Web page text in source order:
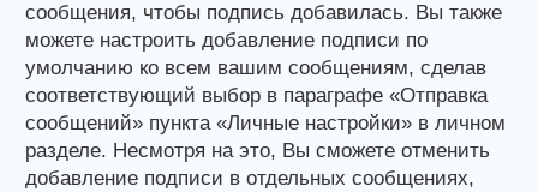
сообщения, чтобы подпись добавилась. Вы также
можете настроить добавление подписи по
умолчанию ко всем вашим сообщениям, сделав
соответствующий выбор в параграфе «Отправка
сообщений» пункта «Личные настройки» в личном
разделе. Несмотря на это, Вы сможете отменить
добавление подписи в отдельных сообщениях,